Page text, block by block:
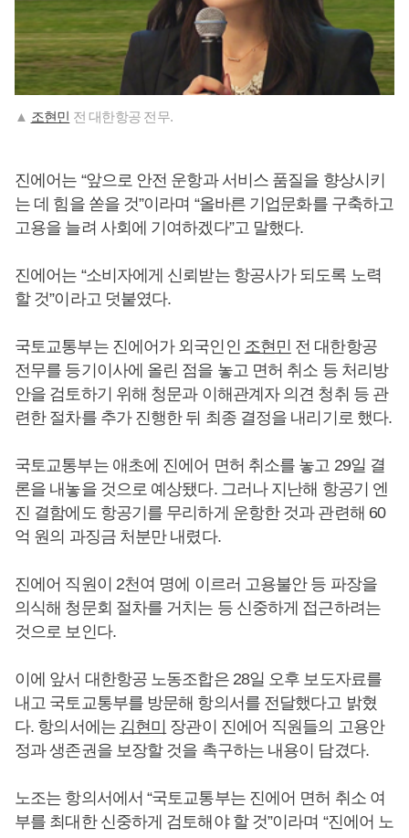
▲ 조현민 전 대한항공 전무.
진에어는 “앞으로 안전 운항과 서비스 품질을 향상시키
는 데 힘을 쏟을 것”이라며 “올바른 기업문화를 구축하고
고용을 늘려 사회에 기여하겠다”고 말했다.
진에어는 “소비자에게 신뢰받는 항공사가 되도록 노력
할 것”이라고 덧붙였다.
국토교통부는 진에어가 외국인인 조현민 전 대한항공
전무를 등기이사에 올린 점을 놓고 면허 취소 등 처리방
안을 검토하기 위해 청문과 이해관계자 의견 청취 등 관
련한 절차를 추가 진행한 뒤 최종 결정을 내리기로 했다.
국토교통부는 애초에 진에어 면허 취소를 놓고 29일 결
론을 내놓을 것으로 예상됐다. 그러나 지난해 항공기 엔
진 결함에도 항공기를 무리하게 운항한 것과 관련해 60
억 원의 과징금 처분만 내렸다.
진에어 직원이 2천여 명에 이르러 고용불안 등 파장을
의식해 청문회 절차를 거치는 등 신중하게 접근하려는
것으로 보인다.
이에 앞서 대한항공 노동조합은 28일 오후 보도자료를
내고 국토교통부를 방문해 항의서를 전달했다고 밝혔
다. 항의서에는 김현미 장관이 진에어 직원들의 고용안
정과 생존권을 보장할 것을 촉구하는 내용이 담겼다.
노조는 항의서에서 “국토교통부는 진에어 면허 취소 여
부를 최대한 신중하게 검토해야 할 것”이라며 “진에어 노